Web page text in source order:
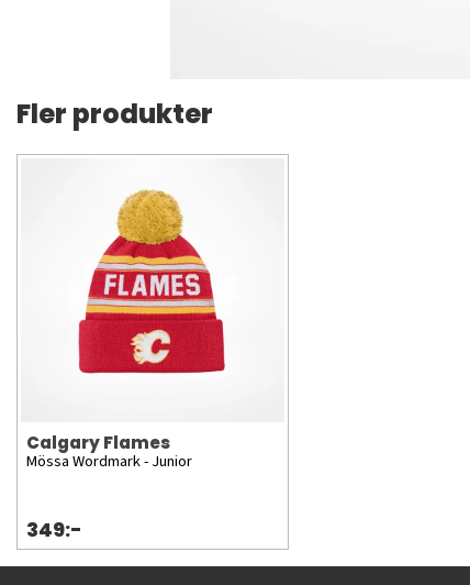
Fler produkter
Calgary Flames
Mössa Wordmark - Junior
349:-